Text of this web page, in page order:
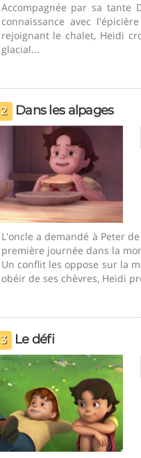
Accompagnée par sa
connaissance avec
rejoignant le chalet, Heidi
glacial...
2 Dans les alpages
L'oncle a demandé à Peter
première journée dans la
Un conflit les oppose sur la
obéir de ses chèvres, Heidi
3 Le défi